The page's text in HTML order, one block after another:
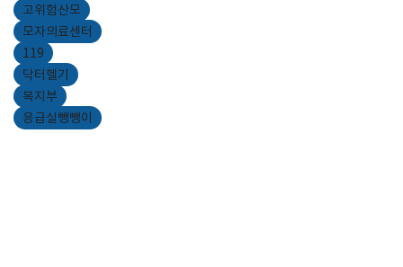
고위험산모
모자의료센터
119
닥터헬기
복지부
응급실뺑뺑이